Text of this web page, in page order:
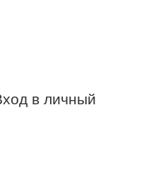
в личный